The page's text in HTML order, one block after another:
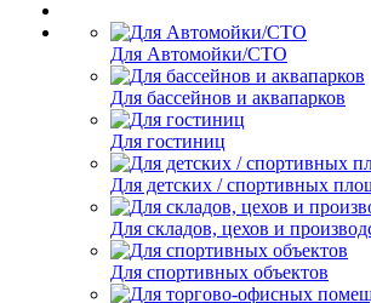
Для Автомойки/СТО
Для бассейнов и аквапарков
Для гостиниц
Для детских / спортивных
Для складов, цехов и
Для спортивных объектов